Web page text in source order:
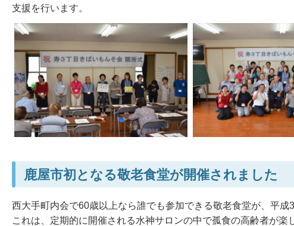
支援を行います。
鹿屋市初となる敬老食堂が開催されました
西大手町内会で60歳以上なら誰でも参加できる敬老食堂が、平
これは、定期的に開催される水神サロンの中で孤食の高齢者が